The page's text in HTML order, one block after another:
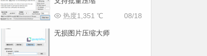
08/18
热度1,351 ℃
无损图片压缩大师